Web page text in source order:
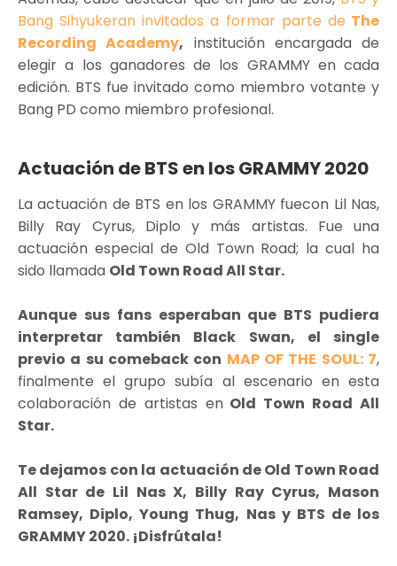
Bang Sihyukeran invitados a formar parte de The
Recording Academy, institución encargada de
elegir a los ganadores de los GRAMMY en cada
edición. BTS fue invitado como miembro votante y
Bang PD como miembro profesional.
Actuación de BTS en los GRAMMY 2020
La actuación de BTS en los GRAMMY fuecon Lil Nas,
Billy Ray Cyrus, Diplo y más artistas. Fue una
actuación especial de Old Town Road; la cual ha
sido llamada Old Town Road All Star.
Aunque sus fans esperaban que BTS pudiera
interpretar también Black Swan, el single
previo a su comeback con MAP OF THE SOUL: 7,
finalmente el grupo subía al escenario en esta
colaboración de artistas enOld Town Road All
Star.
Te dejamos con la actuación de Old Town Road
All Star de Lil Nas X, Billy Ray Cyrus, Mason
Ramsey, Diplo, Young Thug, Nas y BTS de los
GRAMMY 2020. ¡Disfrútala!